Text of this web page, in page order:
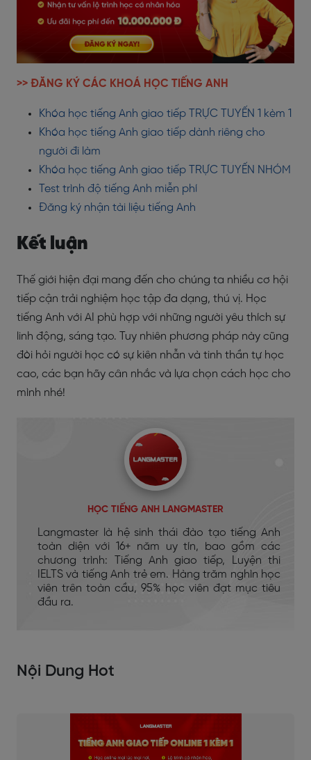
>> ĐĂNG KÝ CÁC KHOÁ HỌC TIẾNG ANH
Khóa học tiếng Anh giao tiếp TRỰC TUYẾN 1 kèm 1
Khóa học tiếng Anh giao tiếp dành riêng cho
người đi làm
Khóa học tiếng Anh giao tiếp TRỰC TUYẾN NHÓM
Test trình độ tiếng Anh miễn phí
Đăng ký nhận tài liệu tiếng Anh
Kết luận
Thế giới hiện đại mang đến cho chúng ta nhiều cơ hội
tiếp cận trải nghiệm học tập đa dạng, thú vị. Học
tiếng Anh với AI phù hợp với những người yêu thích sự
linh động, sáng tạo. Tuy nhiên phương pháp này cũng
đòi hỏi người học có sự kiên nhẫn và tinh thần tự học
cao, các bạn hãy cân nhắc và lựa chọn cách học cho
mình nhé!
HỌC TIẾNG ANH LANGMASTER
Langmaster là hệ sinh thái đào tạo tiếng Anh
toàn diện với 16+ năm uy tín, bao gồm các
chương trình: Tiếng Anh giao tiếp, Luyện thi
IELTS và tiếng Anh trẻ em. Hàng trăm nghìn học
viên trên toàn cầu, 95% học viên đạt mục tiêu
đầu ra.
Nội Dung Hot